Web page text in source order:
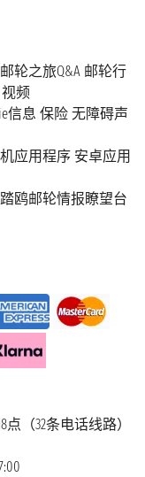
邮轮之旅Q&A 邮轮行
视频
信息 保险 无障碍声
应用程序 安卓应用
踏鸥邮轮情报瞭望台
（32条电话线路）